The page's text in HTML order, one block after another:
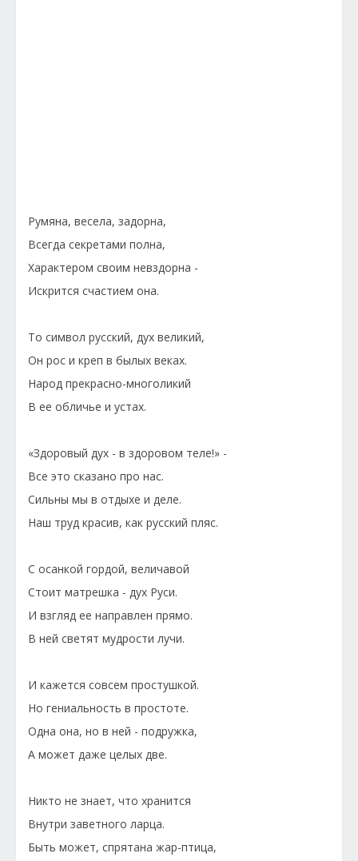
Румяна, весела, задорна,
Всегда секретами полна,
Характером своим невздорна -
Искрится счастием она.
То символ русский, дух великий,
Он рос и креп в былых веках.
Народ прекрасно-многоликий
В ее обличье и устах.
«Здоровый дух - в здоровом теле!» -
Все это сказано про нас.
Сильны мы в отдыхе и деле.
Наш труд красив, как русский пляс.
С осанкой гордой, величавой
Стоит матрешка - дух Руси.
И взгляд ее направлен прямо.
В ней светят мудрости лучи.
И кажется совсем простушкой.
Но гениальность в простоте.
Одна она, но в ней - подружка,
А может даже целых две.
Никто не знает, что хранится
Внутри заветного ларца.
Быть может, спрятана жар-птица,